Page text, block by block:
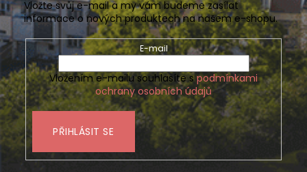
Vložte svůj e-mail a my vám budeme zasílat
informace o nových produktech na našem e-shopu.
E-mail
Vložením e-mailu souhlasíte spodmínkami
ochrany osobních údajů
PŘIHLÁSIT SE